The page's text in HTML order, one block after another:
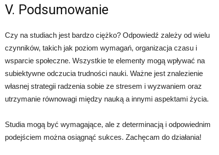
V. Podsumowanie
Czy na studiach jest bardzo ciężko? Odpowiedź zależy od wielu
czynników, takich jak poziom wymagań, organizacja czasu i
wsparcie społeczne. Wszystkie te elementy mogą wpływać na
subiektywne odczucia trudności nauki. Ważne jest znalezienie
własnej strategii radzenia sobie ze stresem i wyzwaniem oraz
utrzymanie równowagi między nauką a innymi aspektami życia.
Studia mogą być wymagające, ale z determinacją i odpowiednim
podejściem można osiągnąć sukces. Zachęcam do działania!